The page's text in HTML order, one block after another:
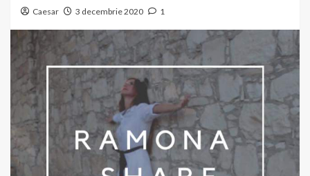
Caesar 3 decembrie 2020 1